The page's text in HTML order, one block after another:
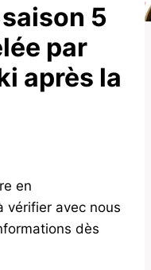
5
par
après la
en
vérifier avec nous
dès